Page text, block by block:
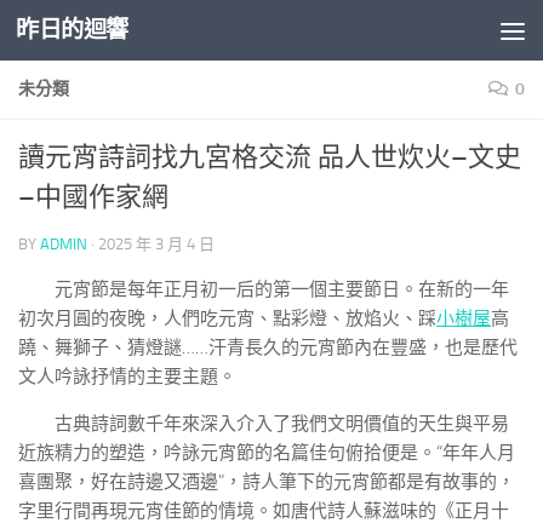
Skip to content
昨日的迴響
未分類 0
讀元宵詩詞找九宮格交流 品人世炊火–文史
–中國作家網
BY ADMIN · 2025 年 3 月 4 日
元宵節是每年正月初一后的第一個主要節日。在新的一年
初次月圓的夜晚，人們吃元宵、點彩燈、放焰火、踩小樹屋高
蹺、舞獅子、猜燈謎……汗青長久的元宵節內在豐盛，也是歷代
文人吟詠抒情的主要主題。
古典詩詞數千年來深入介入了我們文明價值的天生與平易
近族精力的塑造，吟詠元宵節的名篇佳句俯拾便是。“年年人月
喜團聚，好在詩邊又酒邊”，詩人筆下的元宵節都是有故事的，
字里行間再現元宵佳節的情境。如唐代詩人蘇滋味的《正月十